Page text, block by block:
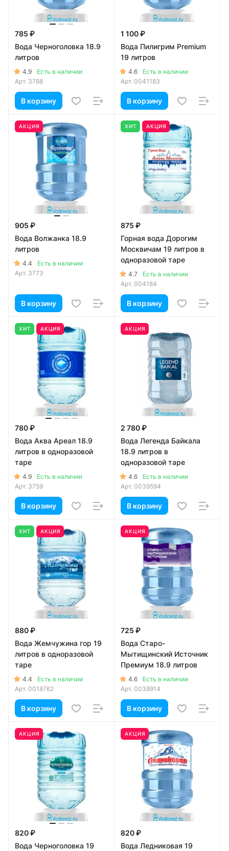
785 ₽
Вода Черноголовка 18.9
литров
4.9
Есть в наличии
Арт. 3788
В корзину
1 100 ₽
Вода Пилигрим Premium
19 литров
4.6
Есть в наличии
Арт. 0041183
В корзину
АКЦИЯ
905 ₽
Вода Волжанка 18.9
литров
4.4
Есть в наличии
Арт. 3773
В корзину
ХИТ АКЦИЯ
875 ₽
Горная вода Дорогим
Москвичам 19 литров в
одноразовой таре
4.7
Есть в наличии
Арт. 004184
В корзину
ХИТ АКЦИЯ
780 ₽
Вода Аква Ареал 18.9
литров в одноразовой
таре
4.9
Есть в наличии
Арт. 3759
В корзину
АКЦИЯ
2 780 ₽
Вода Легенда Байкала
18.9 литров в
одноразовой таре
4.6
Есть в наличии
Арт. 0039594
В корзину
ХИТ АКЦИЯ
880 ₽
Вода Жемчужина гор 19
литров в одноразовой
таре
4.4
Есть в наличии
Арт. 0018762
В корзину
АКЦИЯ
725 ₽
Вода Старо-
Мытищинский Источник
Премиум 18.9 литров
4.6
Есть в наличии
Арт. 0038914
В корзину
АКЦИЯ
820 ₽
Вода Черноголовка 19
АКЦИЯ
820 ₽
Вода Ледниковая 19